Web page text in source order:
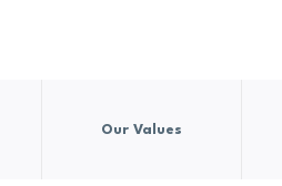
Our Values